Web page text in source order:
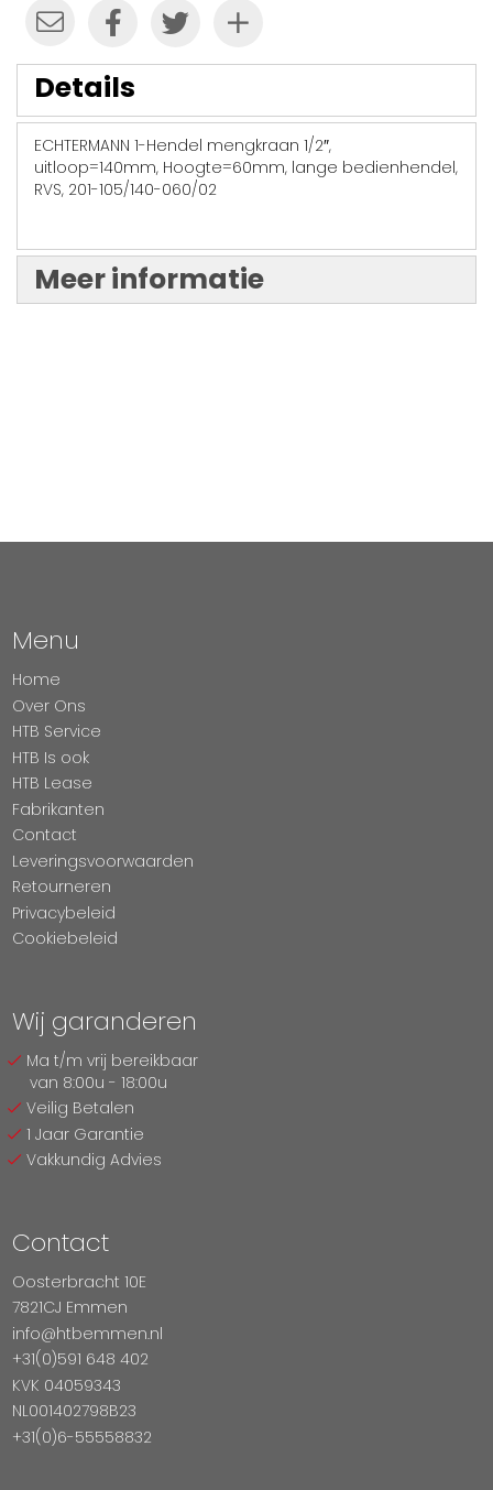
Details
ECHTERMANN 1-Hendel mengkraan 1/2″,
uitloop=140mm, Hoogte=60mm, lange bedienhendel,
RVS, 201-105/140-060/02
Meer informatie
Menu
Home
Over Ons
HTB Service
HTB Is ook
HTB Lease
Fabrikanten
Contact
Leveringsvoorwaarden
Retourneren
Privacybeleid
Cookiebeleid
Wij garanderen
Ma t/m vrij bereikbaar
van 8:00u - 18:00u
Veilig Betalen
1 Jaar Garantie
Vakkundig Advies
Contact
Oosterbracht 10E
7821CJ Emmen
info@htbemmen.nl
+31(0)591 648 402
KVK 04059343
NL001402798B23
+31(0)6-55558832